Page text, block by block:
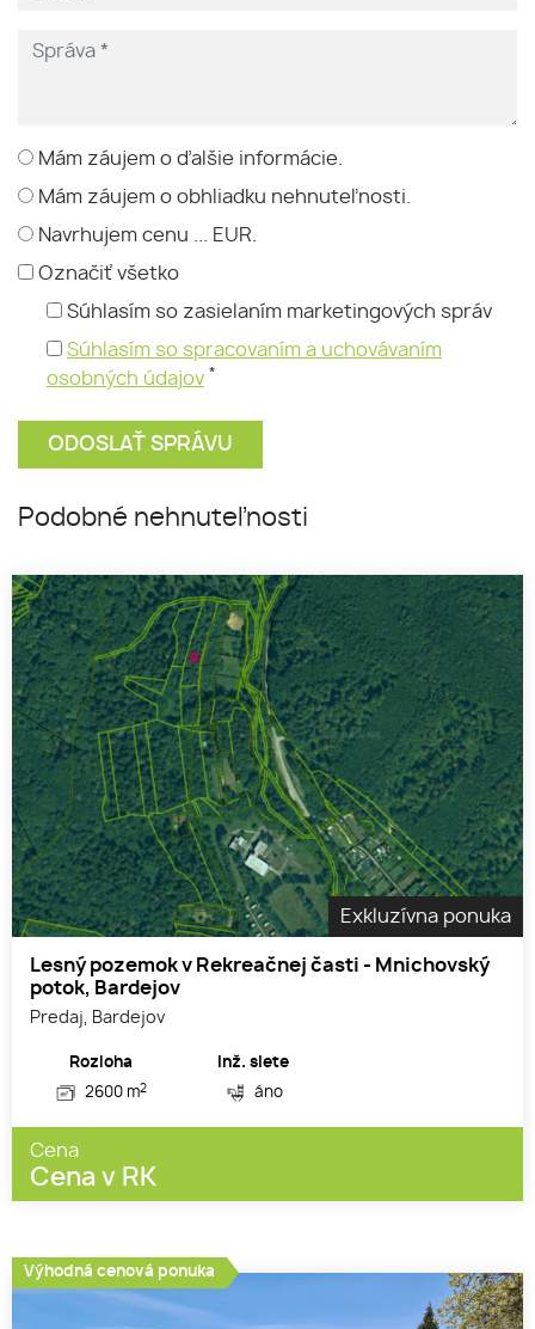
Mám záujem o ďalšie informácie.
Mám záujem o obhliadku nehnuteľnosti.
Navrhujem cenu ... EUR.
Označiť všetko
Súhlasím so zasielaním marketingových správ
Súhlasím so spracovaním a uchovávaním
osobných údajov *
Podobné nehnuteľnosti
Exkluzívna ponuka
Lesný pozemok v Rekreačnej časti - Mnichovský
potok, Bardejov
Predaj, Bardejov
Rozloha
2600 m2
Inž. siete
áno
Cena
Cena v RK
Výhodná cenová ponuka